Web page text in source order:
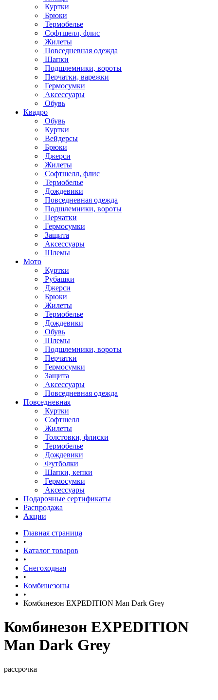
Куртки
Брюки
Термобелье
Софтшелл, флис
Жилеты
Повседневная одежда
Шапки
Подшлемники, вороты
Перчатки, варежки
Гермосумки
Аксессуары
Обувь
Квадро
Обувь
Куртки
Вейдерсы
Брюки
Джерси
Жилеты
Софтшелл, флис
Термобелье
Дождевики
Повседневная одежда
Подшлемники, вороты
Перчатки
Гермосумки
Защита
Аксессуары
Шлемы
Мото
Куртки
Рубашки
Джерси
Брюки
Жилеты
Термобелье
Дождевики
Обувь
Шлемы
Подшлемники, вороты
Перчатки
Гермосумки
Защита
Аксессуары
Повседневная одежда
Повседневная
Куртки
Софтшелл
Жилеты
Толстовки, флиски
Термобелье
Дождевики
Футболки
Шапки, кепки
Гермосумки
Аксессуары
Подарочные сертификаты
Распродажа
Акции
Главная страница
•
Каталог товаров
•
Снегоходная
•
Комбинезоны
•
Комбинезон EXPEDITION Man Dark Grey
Комбинезон EXPEDITION
Man Dark Grey
рассрочка